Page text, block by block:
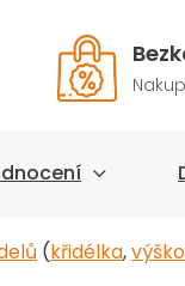
(křidélka,